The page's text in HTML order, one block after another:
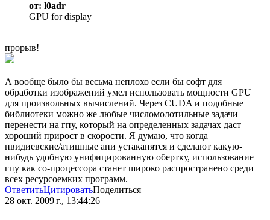
от: l0adr
GPU for display
прорыв!
А вообще было бы весьма неплохо если бы софт для
обработки изображений умел использовать мощности GPU
для произвольных вычислений. Через CUDA и подобные
библиотеки можно же любые числомолотильные задачи
перенести на гпу, который на определенных задачах даст
хороший прирост в скорости. Я думаю, что когда
нвидиевские/атишные апи устаканятся и сделают какую-
нибудь удобную унифицированную обертку, использование
гпу как со-процессора станет широко распространено среди
всех ресурсоемких программ.
ОтветитьЦитироватьПоделиться
28 окт. 2009 г., 13:44:26